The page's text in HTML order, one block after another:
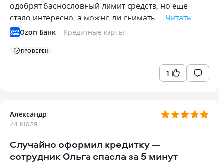
одобрят баснословный лимит средств, но еще
стало интересно, а можно ли снимать… Читать
Ozon Банк Кредитные карты
ПРОВЕРЕН
1
Александр
24 июля
Случайно оформил кредитку —
сотрудник Ольга спасла за 5 минут